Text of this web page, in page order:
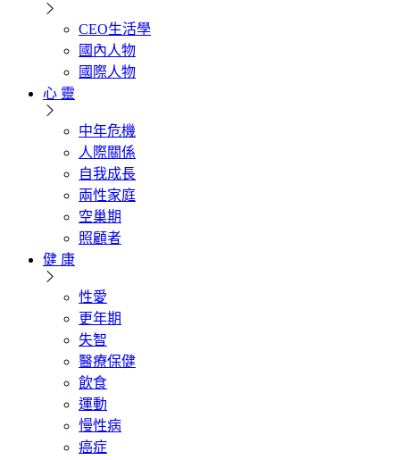
CEO生活學
國內人物
國際人物
心 靈
中年危機
人際關係
自我成長
兩性家庭
空巢期
照顧者
健 康
性愛
更年期
失智
醫療保健
飲食
運動
慢性病
癌症